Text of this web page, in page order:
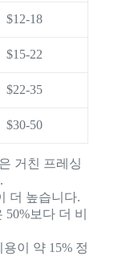
$12-18
$15-22
$22-35
$30-50
거친 프레싱
더 높습니다.
보다 더 비
이 약 15% 정